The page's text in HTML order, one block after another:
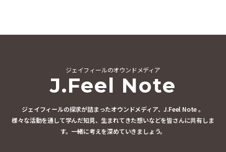
ジェイフィールのオウンドメディア
J.Feel Note
ジェイフィールの探求が詰まったオウンドメディア、J.Feel Note 。
様々な活動を通して学んだ知見、生まれてきた想いなどを皆さんに共有しま
す。 一緒に考えを深めていきましょう。